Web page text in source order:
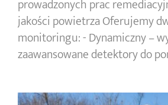
prowadzonych prac
jakości powietrza Oferujemy
monitoringu: - Dynamiczny –
zaawansowane detektory do